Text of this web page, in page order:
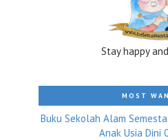
Stay happy
MOST
Buku Sekolah Alam
Anak Usia Dini